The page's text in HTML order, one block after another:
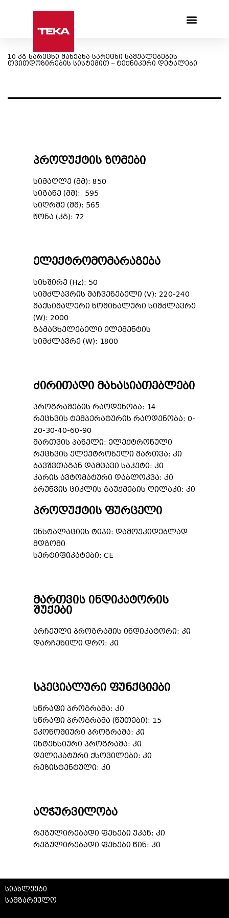
10 კგ სარეცხი მანქანა სარეცხი საშუალებების
თვითდოზირების სისტემით – ტექნიკური დეტალები
პროდუქტის ზომები
სიმაღლე (მმ): 850
სიგანე (მმ): 595
სიღრმე (მმ): 565
წონა (კგ): 72
ელექტრომომარაგება
სიხშირე (Hz): 50
სიმძლავრის მაჩვენებელი (V): 220-240
მაქსიმალური ნომინალური სიმძლავრე
(W): 2000
გამაცხელებელი ელემენტის
სიმძლავრე (W): 1800
ძირითადი მახასიათებლები
პროგრამების რაოდენობა: 14
რეცხვის ტემპერატურის რაოდენობა: 0-
20-30-40-60-90
მართვის პანელი: ელექტრონული
რეცხვის ელექტრონული მართვა: კი
ბავშვთაგან დამცავი საკეტი: კი
კარის ავტომატური დაბლოკვა: კი
ბრუნვის ციკლის გაუქმების ღილაკი: კი
პროდუქტის ფურცელი
ინსტალაციის ტიპი: დამოუკიდებლად
მდგომი
სერტიფიკატები: CE
მართვის ინდიკატორის
შუქები
არჩეული პროგრამის ინდიკატორი: კი
დარჩენილი დრო: კი
სპეციალური ფუნქციები
სწრაფი პროგრამა: კი
სწრაფი პროგრამა (წუთები): 15
ეკონომიური პროგრამა: კი
ინტენსიური პროგრამა: კი
დელიკატური ქსოვილები: კი
რეზისტენტული: კი
აღჭურვილობა
რეგულირებადი ფეხები უკან: კი
რეგულირებადი ფეხები წინ: კი
სიახლეები
სამზარეულო